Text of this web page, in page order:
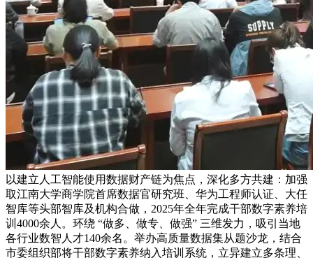
以建立人工智能使用数据财产链为焦点，深化多方共建：加强
取江南大学商学院首席数据官研究班、华为工程师认证、大任
智库等头部智库及机构合做，2025年全年完成干部数字素养培
训4000余人。环绕 “做多、做专、做强” 三维发力，吸引当地
各行业数智人才140余名。举办高质量数据集从题沙龙，结合
市委组织部将干部数字素养纳入培训系统，立异建立多条理、